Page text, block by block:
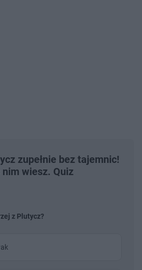
zupełnie bez tajemnic!
nim wiesz. Quiz
z Plutycz?